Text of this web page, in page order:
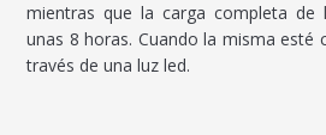
mientras que la carga completa de
unas 8 horas. Cuando la misma esté
través de una luz led.